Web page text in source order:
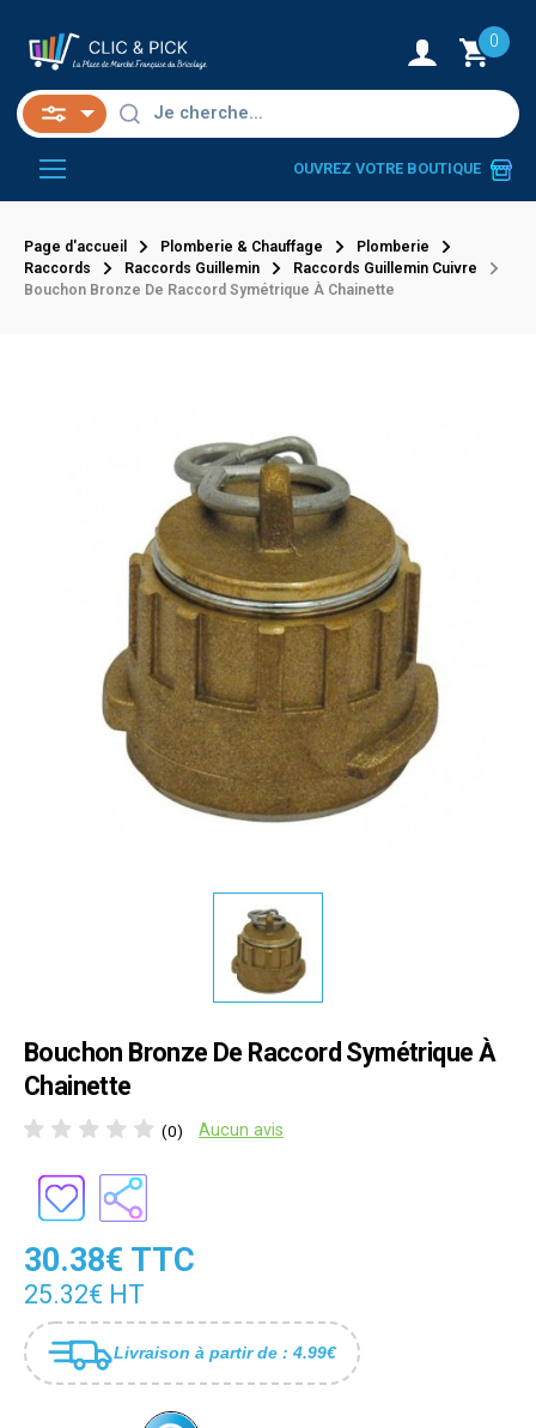
0
OUVREZ VOTRE BOUTIQUE
Page d'accueil Plomberie & Chauffage
Plomberie
Raccords
Raccords Guillemin
Raccords Guillemin Cuivre
Bouchon Bronze De Raccord Symétrique À Chainette
Bouchon Bronze De Raccord Symétrique À
Chainette
(0) Aucun avis
30.38€ TTC
25.32€ HT
Livraison à partir de : 4.99€